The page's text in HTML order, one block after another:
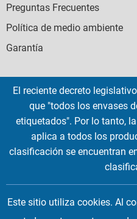
Preguntas Frecuentes
Política de medio ambiente
Garantía
SOCIAL
ICONS
English French Deutsch
Copyright © 2026
EMTEC® IS A REGISTERED
El reciente decreto
que "todos los envases
etiquetados". Por lo tanto,
aplica a todos los
clasificación se encuentran
Este sitio utiliza cookies. Al